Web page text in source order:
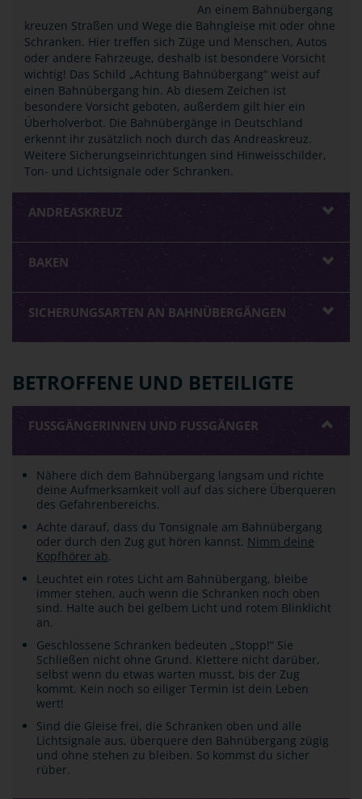
An einem Bahnübergang
kreuzen Straßen und Wege die Bahngleise mit oder ohne
Schranken. Hier treffen sich Züge und Menschen, Autos
oder andere Fahrzeuge, deshalb ist besondere Vorsicht
wichtig! Das Schild „Achtung Bahnübergang“ weist auf
einen Bahnübergang hin. Ab diesem Zeichen ist
besondere Vorsicht geboten, außerdem gilt hier ein
Überholverbot. Die Bahnübergänge in Deutschland
erkennt ihr zusätzlich noch durch das Andreaskreuz.
Weitere Sicherungseinrichtungen sind Hinweisschilder,
Ton- und Lichtsignale oder Schranken.
ANDREASKREUZ
BAKEN
SICHERUNGSARTEN AN BAHNÜBERGÄNGEN
BETROFFENE UND BETEILIGTE
FUSSGÄNGERINNEN UND FUSSGÄNGER
Nähere dich dem Bahnübergang langsam und richte
deine Aufmerksamkeit voll auf das sichere Überqueren
des Gefahrenbereichs.
Achte darauf, dass du Tonsignale am Bahnübergang
oder durch den Zug gut hören kannst. Nimm deine
Kopfhörer ab.
Leuchtet ein rotes Licht am Bahnübergang, bleibe
immer stehen, auch wenn die Schranken noch oben
sind. Halte auch bei gelbem Licht und rotem Blinklicht
an.
Geschlossene Schranken bedeuten „Stopp!“ Sie
Schließen nicht ohne Grund. Klettere nicht darüber,
selbst wenn du etwas warten musst, bis der Zug
kommt. Kein noch so eiliger Termin ist dein Leben
wert!
Sind die Gleise frei, die Schranken oben und alle
Lichtsignale aus, überquere den Bahnübergang zügig
und ohne stehen zu bleiben. So kommst du sicher
rüber.